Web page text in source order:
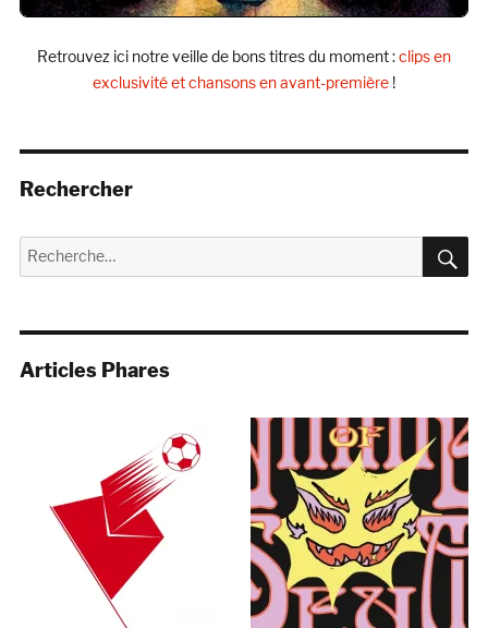
Retrouvez ici notre veille de bons titres du moment :clips en
exclusivité et chansons en avant-première !
Rechercher
Recherche
pour :
Articles Phares